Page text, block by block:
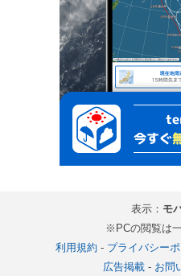
表示： モ
※PCの閲覧は
利用規約 - プライバシー
広告掲載- お問